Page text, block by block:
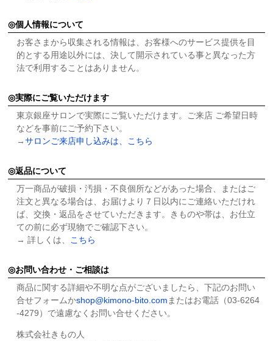
個人情報について
お客さまから収集される情報は、お客様へのサービス提供を目
的とする用途以外には、決して開示されている事と異なった方
法で利用することはありません。
実際にご覧いただけます
東京銀座サロンで実際にご覧いただけます。ご来店 ご希望日時
などを事前にご予約下さい。
→サロンご来店申し込みは、こちら
返品について
万一商品が破損・汚損・不良個所などがあった場合、またはご
注文と異なる場合は、お届けより７日以内にご連絡いただけれ
ば、交換・返品をさせていただきます。きものや帯は、お仕立
ての前に必ず現物でご確認下さい。
→ 詳しくは、
こちら
お問い合わせ・ご相談は
商品に関する詳細や不明な点がございましたら、下記のお問い
合せフォームかshop@kimono-bito.com またはお電話（03-6264
-4279）で遠慮なくお問い合せください。
株式会社きもの人